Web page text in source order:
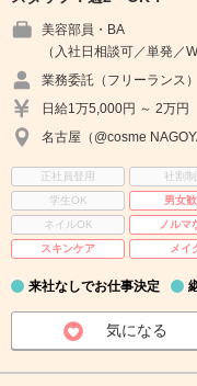
美容部員・BA
（入社日相談可／単発／
業務委託（フリーランス）
日給1万5,000円 ～ 2万円
名古屋（@cosme
正社員登用 社割
学生OK
男女
ネイルOK
ノルマ
スキンケア
メイ
来社なしでお仕事決定
気になる